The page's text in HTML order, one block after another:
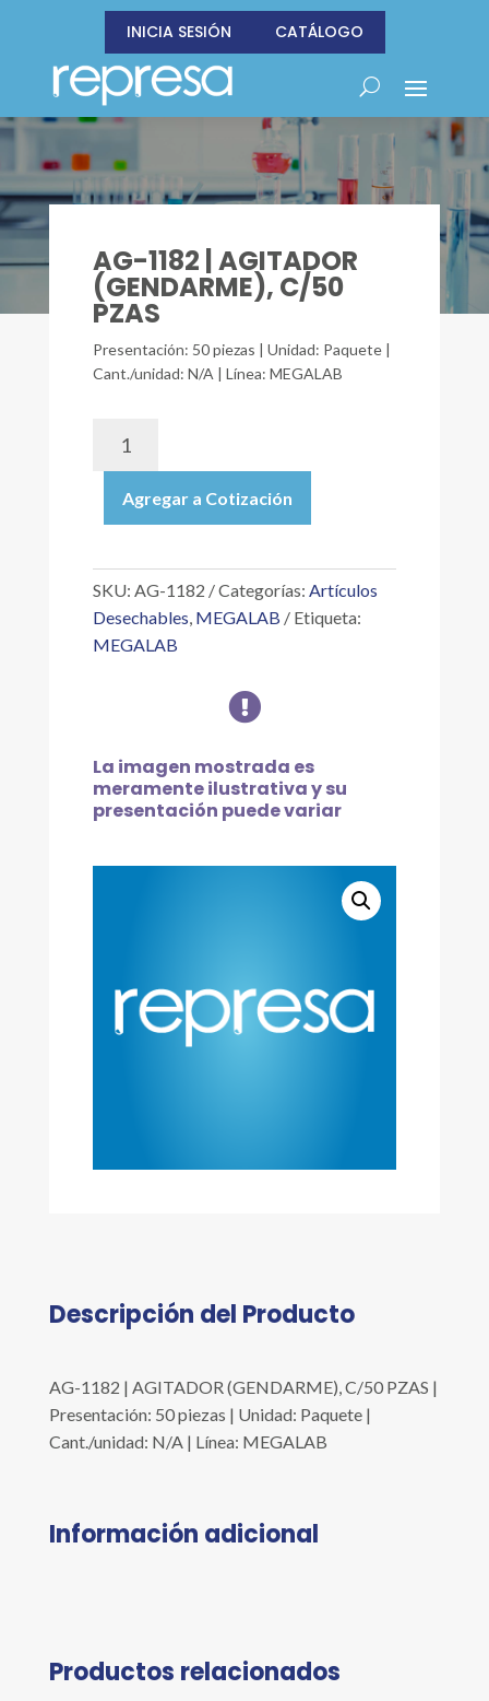
INICIA SESIÓN CATÁLOGO
AG-1182 | AGITADOR
(GENDARME), C/50
PZAS
Presentación: 50 piezas | Unidad: Paquete |
Cant./unidad: N/A | Línea: MEGALAB
1182
AGITADOR
(GENDARME),
PZAS
Agregar a Cotización
SKU: AG-1182 Categorías: Artículos
Desechables, MEGALAB
Etiqueta:
MEGALAB

La imagen mostrada es
meramente ilustrativa y su
presentación puede variar
Descripción del Producto
AG-1182 | AGITADOR (GENDARME), C/50 PZAS |
Presentación: 50 piezas | Unidad: Paquete |
Cant./unidad: N/A | Línea: MEGALAB
Información adicional
Productos relacionados